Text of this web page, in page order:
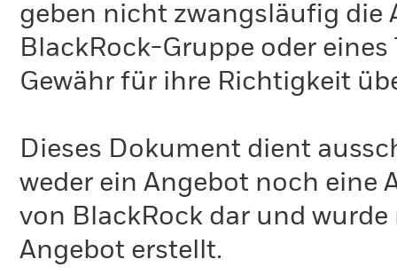
geben nicht zwangsläufig die
BlackRock-Gruppe oder
Gewähr für ihre Richtigkeit
Dieses Dokument dient
weder ein Angebot noch eine
von BlackRock dar und
Angebot erstellt.